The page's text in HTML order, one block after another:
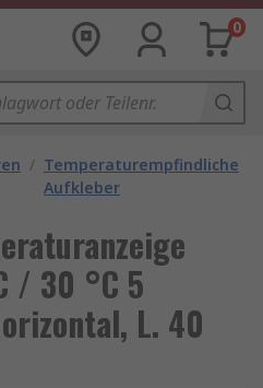
0
/ Temperaturempfindliche
Aufkleber
/ 30 °C 5
L. 40